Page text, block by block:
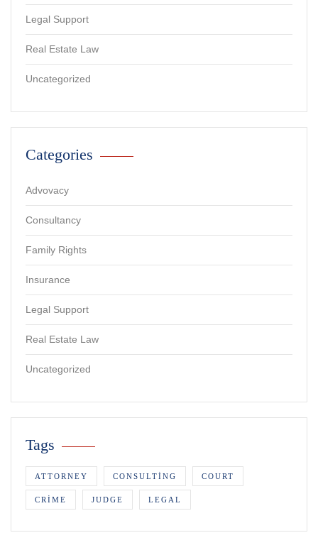
Legal Support
Real Estate Law
Uncategorized
Categories
Advovacy
Consultancy
Family Rights
Insurance
Legal Support
Real Estate Law
Uncategorized
Tags
ATTORNEY CONSULTING COURT
CRIME JUDGE LEGAL